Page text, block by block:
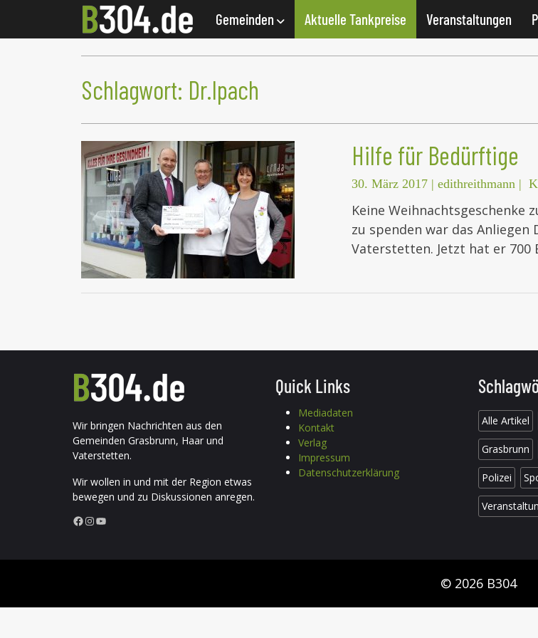
Gemeinden Aktuelle Tankpreise Veranstaltungen
Schlagwort: Dr.Ipach
Hilfe für Bedürftige
30. März 2017 | edithreithmann |
Keine Weihnachtsgeschenke
zu spenden war das
Vaterstetten. Jetzt hat er 700
Wir bringen Nachrichten aus den
Gemeinden Grasbrunn, Haar und
Vaterstetten.
Wir wollen in und mit der Region etwas
bewegen und zu Diskussionen anregen.
Facebook InstagramYouTube
Quick Links
Mediadaten
Kontakt
Verlag
Impressum
Datenschutzerklärung
Alle Artikel
Grasbrunn
Polizei
© 2026 B304